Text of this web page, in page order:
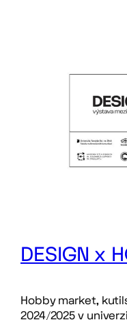
DESIGN x
Hobby market,
2024/2025 v